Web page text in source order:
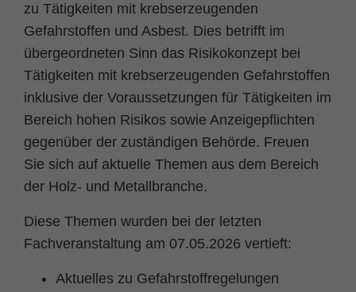
zu Tätigkeiten mit krebserzeugenden
Gefahrstoffen und Asbest. Dies betrifft im
übergeordneten Sinn das Risikokonzept bei
Tätigkeiten mit krebserzeugenden Gefahrstoffen
inklusive der Voraussetzungen für Tätigkeiten im
Bereich hohen Risikos sowie Anzeigepflichten
gegenüber der zuständigen Behörde. Freuen
Sie sich auf aktuelle Themen aus dem Bereich
der Holz- und Metallbranche.
Diese Themen wurden bei der letzten
Fachveranstaltung am 07.05.2026 vertieft:
Aktuelles zu Gefahrstoffregelungen
Name PHPSESSID
Anbieter php
Ende der Sitzung
Zweck PHPs Standard Sitzungs Identifikation